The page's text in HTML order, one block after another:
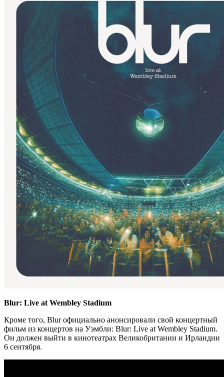
Blur: Live at Wembley Stadium
Кроме того, Blur официально анонсировали свой концертный
фильм из концертов на Уэмбли: Blur: Live at Wembley Stadium.
Он должен выйти в кинотеатрах Великобритании и Ирландии
6 сентября.